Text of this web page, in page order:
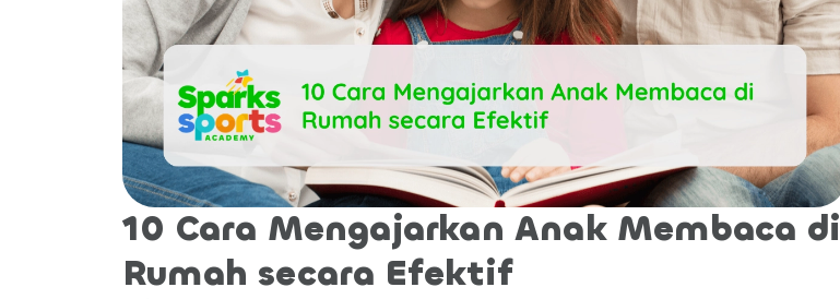
10 Cara Mengajarkan Anak Membaca di
Rumah secara Efektif